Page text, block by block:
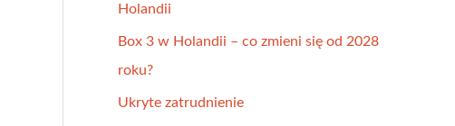
Holandii
Box 3 w Holandii – co zmieni się od 2028
roku?
Ukryte zatrudnienie